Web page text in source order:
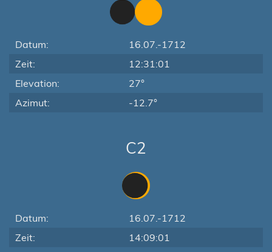
Datum:
16.07.-1712
Zeit:
12:31:01
Elevation:
27°
Azimut:
-12.7°
C2
Datum:
16.07.-1712
Zeit:
14:09:01